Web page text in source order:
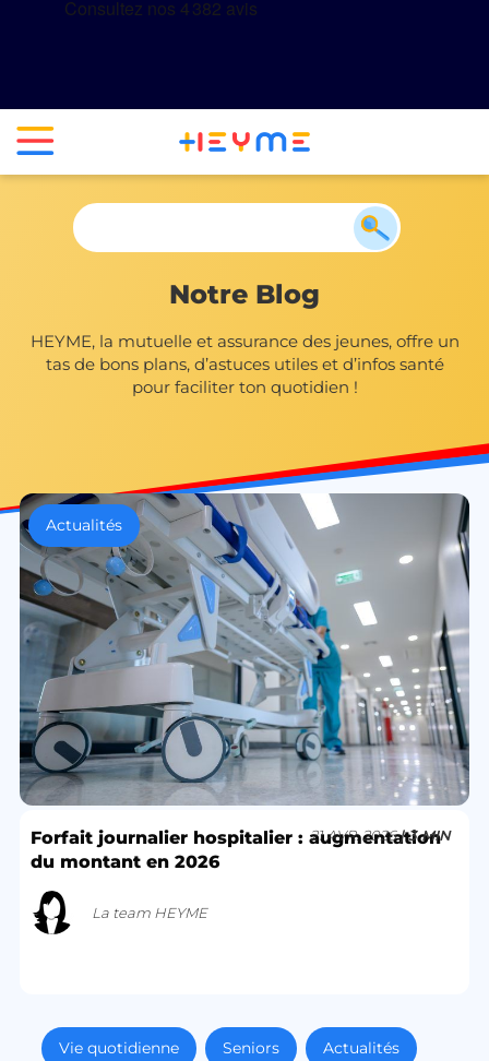
Notre Blog
HEYME, la mutuelle et assurance des jeunes, offre un
tas de bons plans, d’astuces utiles et d’infos santé
pour faciliter ton quotidien !
Actualités
21 AVR. 2026| 3 MIN
Forfait journalier hospitalier : augmentation
du montant en 2026
La team HEYME
Vie quotidienne Seniors Actualités